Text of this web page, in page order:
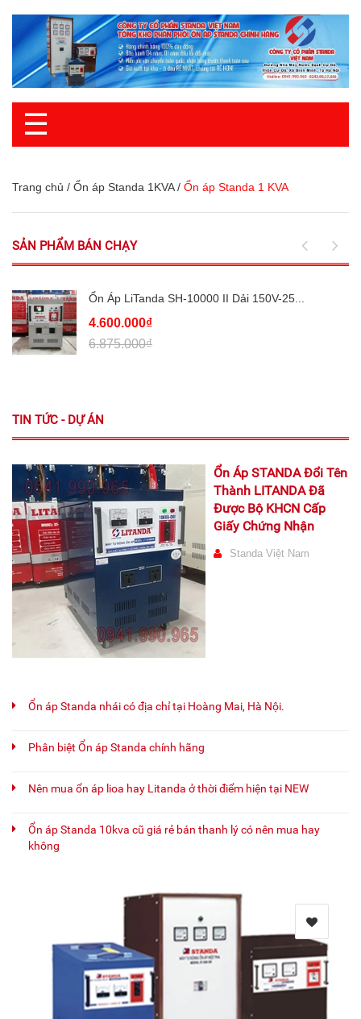
☰
Trang chủ / Ổn áp Standa 1KVA / Ổn áp Standa 1 KVA
SẢN PHẨM BÁN CHẠY
Ổn Áp LiTanda SH-10000 II Dải 150V-25...
4.600.000₫
6.875.000₫
TIN TỨC - DỰ ÁN
Ổn Áp STANDA Đổi Tên
Thành LITANDA Đã
Được Bộ KHCN Cấp
Giấy Chứng Nhận
Standa Việt Nam
Ổn áp Standa nhái có địa chỉ tại Hoàng Mai, Hà Nội.
Phân biệt Ổn áp Standa chính hãng
Nên mua ổn áp lioa hay Litanda ở thời điểm hiện tại NEW
Ổn áp Standa 10kva cũ giá rẻ bán thanh lý có nên mua hay
không